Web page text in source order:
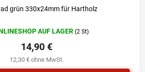
grün 330x24mm für Hartholz
AUF LAGER (2 St)
12,30 € ohne MwSt.
14,90 €